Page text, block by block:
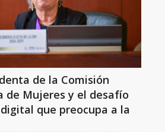
de la Comisión
de Mujeres y el desafío
que preocupa a la